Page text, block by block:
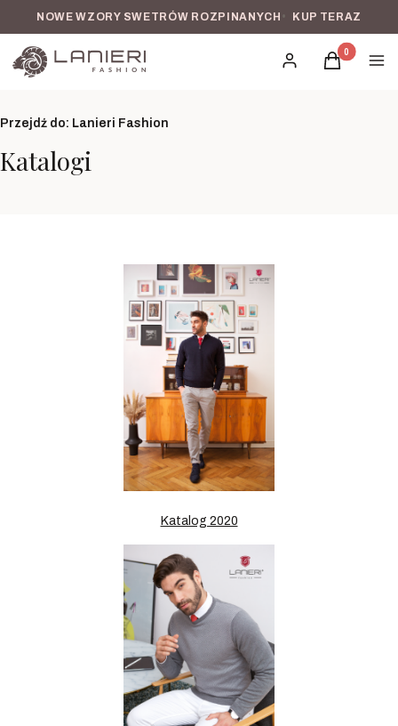
NOWE WZORY SWETRÓW ROZPINANYCH • KUP TERAZ
Zaloguj sięProdukty w
Koszyk Menu
Przejdź do: Lanieri Fashion
Katalogi
Katalog 2020